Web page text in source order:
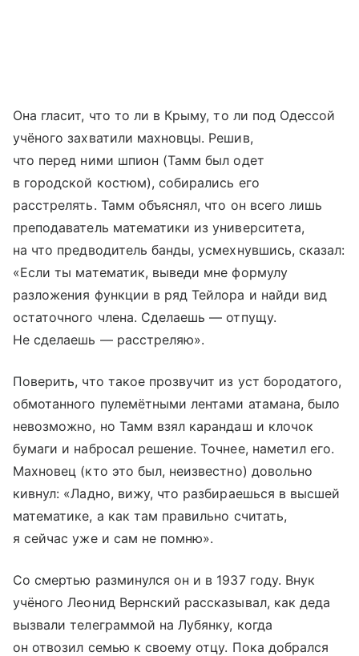
Она гласит, что то ли в Крыму, то ли под Одессой
учёного захватили махновцы. Решив,
что перед ними шпион (Тамм был одет
в городской костюм), собирались его
расстрелять. Тамм объяснял, что он всего лишь
преподаватель математики из университета,
на что предводитель банды, усмехнувшись, сказал:
«Если ты математик, выведи мне формулу
разложения функции в ряд Тейлора и найди вид
остаточного члена. Сделаешь — отпущу.
Не сделаешь — расстреляю».
Поверить, что такое прозвучит из уст бородатого,
обмотанного пулемётными лентами атамана, было
невозможно, но Тамм взял карандаш и клочок
бумаги и набросал решение. Точнее, наметил его.
Махновец (кто это был, неизвестно) довольно
кивнул: «Ладно, вижу, что разбираешься в высшей
математике, а как там правильно считать,
я сейчас уже и сам не помню».
Со смертью разминулся он и в 1937 году. Внук
учёного Леонид Вернский рассказывал, как деда
вызвали телеграммой на Лубянку, когда
он отвозил семью к своему отцу. Пока добрался